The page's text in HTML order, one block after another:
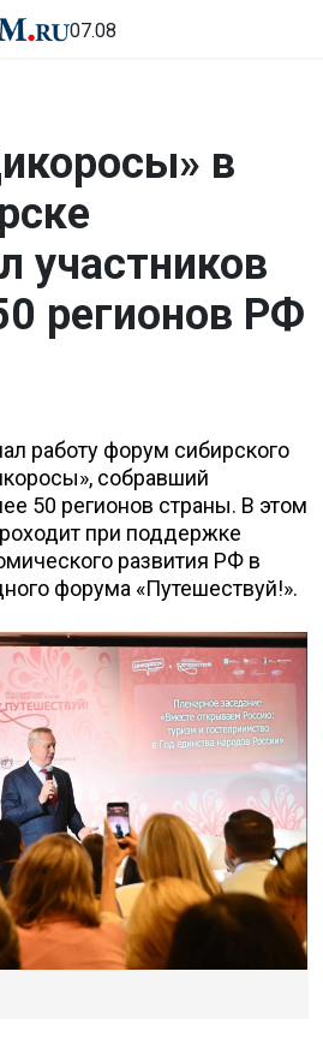
07.08
в
участников
регионов РФ
работу форум сибирского
собравший
50 регионов страны. В этом
при поддержке
развития РФ в
форума «Путешествуй!».